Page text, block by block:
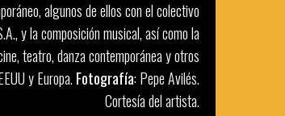
arriba/abajo
para
aumentar
o
disminuir
algunos de ellos con el colectivo
y la composición musical, así como la
teatro, danza contemporánea y otros
y Europa. Fotografía: Pepe Avilés.
Cortesía del artista.